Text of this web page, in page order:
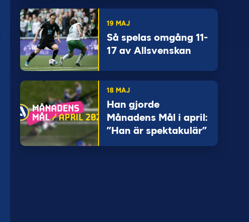
19 MAJ
Så spelas omgång 11-
17 av Allsvenskan
18 MAJ
Han gjorde
Månadens Mål i april:
”Han är spektakulär”